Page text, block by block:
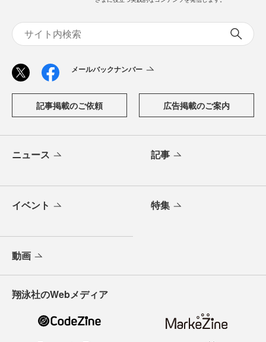
メールバックナンバー
記事掲載のご依頼 広告掲載のご案内
ニュース 記事
イベント 特集
動画
翔泳社のWebメディア